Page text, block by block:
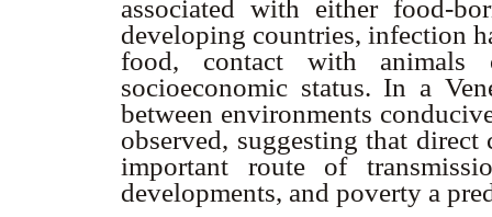
associated with either food-
developing countries, infection
food, contact with
socioeconomic status. In a
between environments
observed, suggesting that
important route of
developments, and poverty a